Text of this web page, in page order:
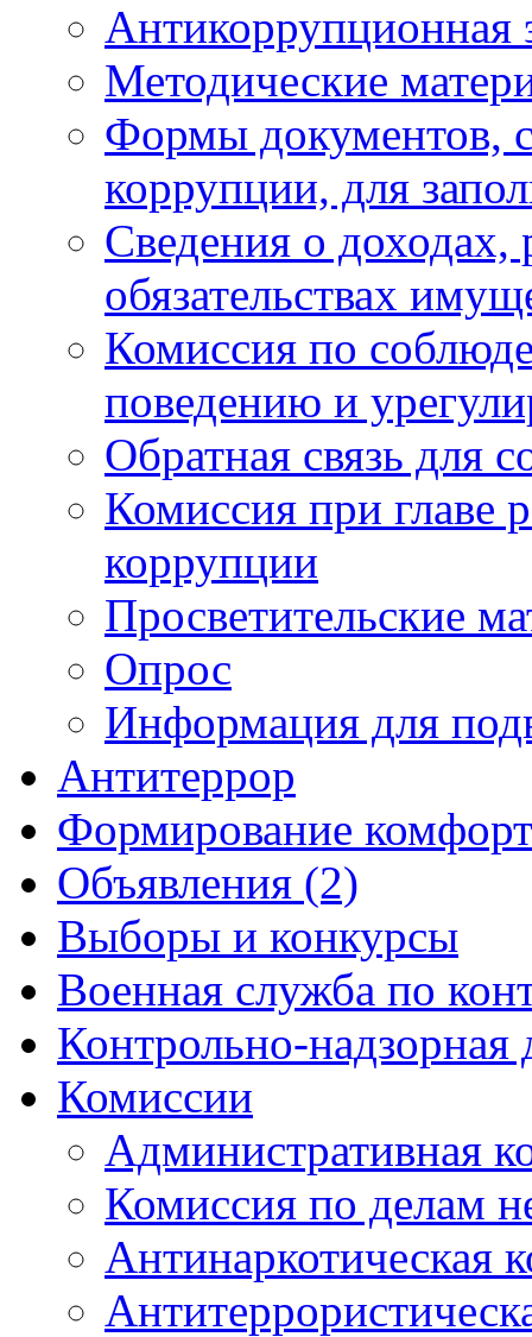
Антикоррупционная
Методические
Формы документов,
коррупции, для
Сведения о доходах,
обязательствах
Комиссия по
поведению и
Обратная связь для
Комиссия при главе
коррупции
Просветительские
Опрос
Информация для
Антитеррор
Формирование
Объявления (2)
Выборы и конкурсы
Военная служба по
Контрольно-надзорная
Комиссии
Административная
Комиссия по делам
Антинаркотическая